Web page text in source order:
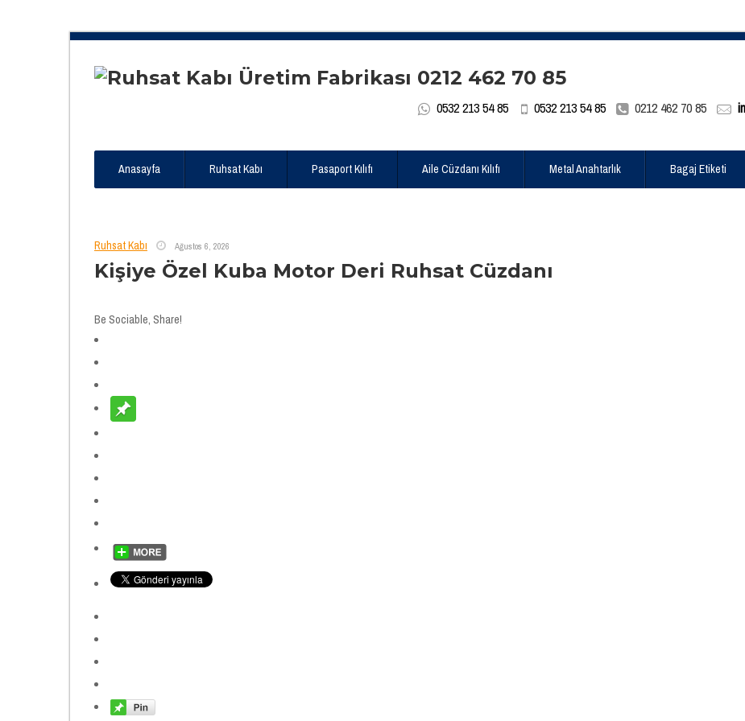
0532 213 54 85 0532 213 54 85 0212 462 70 85
Anasayfa Ruhsat Kabı Pasaport Kılıfı Aile Cüzdanı Kılıfı Metal Anahtarlık Bagaj Etiketi
Ruhsat Kabı Ağustos 6, 2026
Kişiye Özel Kuba Motor Deri Ruhsat Cüzdanı
Be Sociable, Share!